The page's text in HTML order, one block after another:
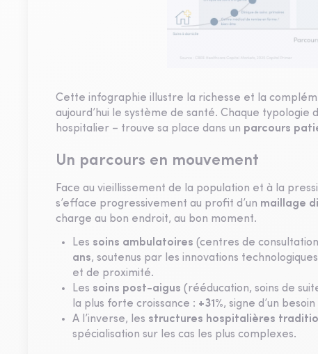
Cette infographie illustre la richesse et la
aujourd’hui le système de santé. Chaque
hospitalier – trouve sa place dans un parcours
Un parcours en mouvement
Face au vieillissement de la population et à la
s’efface progressivement au profit d’un maillage
charge au bon endroit, au bon moment.
Les soins ambulatoires (centres de
ans, soutenus par les innovations
et de proximité.
Les soins post-aigus (rééducation, soins de
la plus forte croissance : +31%, signe d’un
A l’inverse, les structures hospitalières
spécialisation sur les cas les plus complexes.